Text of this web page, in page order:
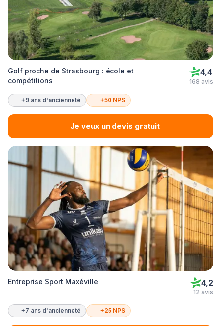
Golf proche de Strasbourg : école et
compétitions
4,4
168 avis
+9 ans d'ancienneté +50 NPS
Je veux un devis gratuit
Entreprise Sport Maxéville 4,2
12 avis
+7 ans d'ancienneté +25 NPS